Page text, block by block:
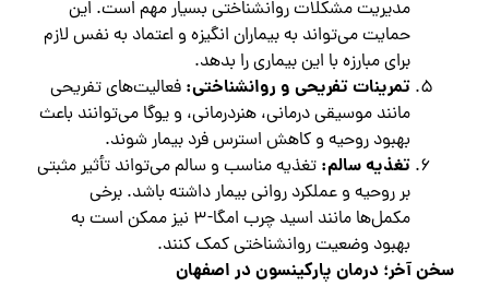
مدیریت مشکلات روانشناختی بسیار مهم است. این
حمایت می‌تواند به بیماران انگیزه و اعتماد به نفس لازم
برای مبارزه با این بیماری را بدهد.
تمرینات تفریحی و روانشناختی:فعالیت‌های تفریحی
مانند موسیقی درمانی، هنردرمانی، و یوگا می‌توانند باعث
بهبود روحیه و کاهش استرس فرد بیمار شوند.
تغذیه سالم:تغذیه مناسب و سالم می‌تواند تأثیر مثبتی
بر روحیه و عملکرد روانی بیمار داشته باشد. برخی
مکمل‌ها مانند اسید چرب امگا-۳ نیز ممکن است به
بهبود وضعیت روانشناختی کمک کنند.
سخن آخر؛ درمان پارکینسون در اصفهان